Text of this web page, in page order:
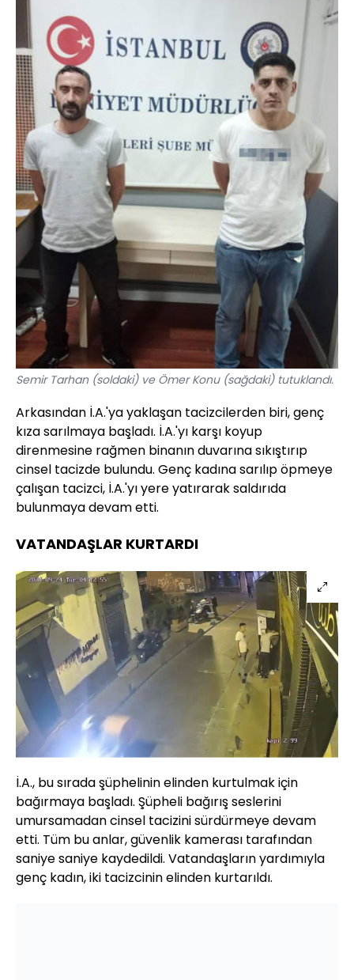
Semir Tarhan (soldaki) ve Ömer Konu (sağdaki) tutuklandı.
Arkasından İ.A.'ya yaklaşan tacizcilerden biri, genç
kıza sarılmaya başladı. İ.A.'yı karşı koyup
direnmesine rağmen binanın duvarına sıkıştırıp
cinsel tacizde bulundu. Genç kadına sarılıp öpmeye
çalışan tacizci, İ.A.'yı yere yatırarak saldırıda
bulunmaya devam etti.
VATANDAŞLAR KURTARDI
İ.A., bu sırada şüphelinin elinden kurtulmak için
bağırmaya başladı. Şüpheli bağırış seslerini
umursamadan cinsel tacizini sürdürmeye devam
etti. Tüm bu anlar, güvenlik kamerası tarafından
saniye saniye kaydedildi. Vatandaşların yardımıyla
genç kadın, iki tacizcinin elinden kurtarıldı.